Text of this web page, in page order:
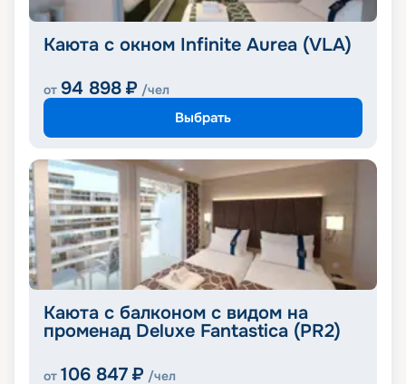
Каюта с окном Infinite Aurea (VLA)
от 94 898 ₽ /чел
Выбрать
Каюта с балконом с видом на
променад Deluxe Fantastica (PR2)
от 106 847 ₽ /чел